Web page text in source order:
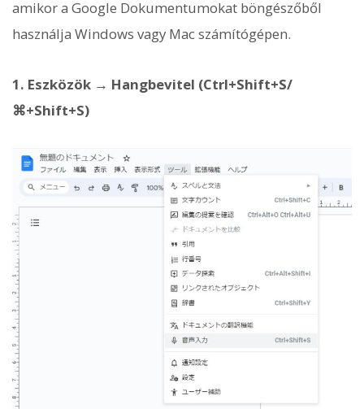
amikor a Google Dokumentumokat böngészőből
használja Windows vagy Mac számítógépen.
1. Eszközök → Hangbevitel (Ctrl+Shift+S/
⌘+Shift+S)